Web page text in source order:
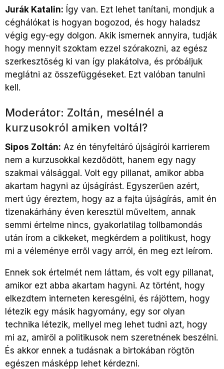
Jurák Katalin: Így van. Ezt lehet tanítani, mondjuk a
céghálókat is hogyan bogozod, és hogy haladsz
végig egy-egy dolgon. Akik ismernek annyira, tudják
hogy mennyit szoktam ezzel szórakozni, az egész
szerkesztőség ki van így plakátolva, és próbáljuk
meglátni az összefüggéseket. Ezt valóban tanulni
kell.
Moderátor: Zoltán, mesélnél a
kurzusokról amiken voltál?
Sipos Zoltán: Az én tényfeltáró újságírói karrierem
nem a kurzusokkal kezdődött, hanem egy nagy
szakmai válsággal. Volt egy pillanat, amikor abba
akartam hagyni az újságírást. Egyszerűen azért,
mert úgy éreztem, hogy az a fajta újságírás, amit én
tizenakárhány éven keresztül műveltem, annak
semmi értelme nincs, gyakorlatilag tollbamondás
után írom a cikkeket, megkérdem a politikust, hogy
mi a véleménye erről vagy arról, én meg ezt leírom.
Ennek sok értelmét nem láttam, és volt egy pillanat,
amikor ezt abba akartam hagyni. Az történt, hogy
elkezdtem interneten keresgélni, és rájöttem, hogy
létezik egy másik hagyomány, egy sor olyan
technika létezik, mellyel meg lehet tudni azt, hogy
mi az, amiről a politikusok nem szeretnének beszélni.
És akkor ennek a tudásnak a birtokában rögtön
egészen másképp lehet kérdezni.